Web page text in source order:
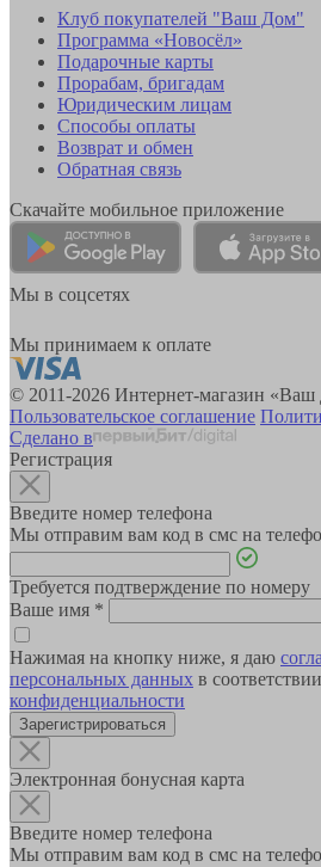
Клуб покупателей "Ваш Дом"
Программа «Новосёл»
Подарочные карты
Прорабам, бригадам
Юридическим лицам
Способы оплаты
Возврат и обмен
Обратная связь
Скачайте мобильное приложение
Мы в соцсетях
Мы принимаем к оплате
© 2011-2026 Интернет-магазин
Пользовательское соглашение
Сделано в
Регистрация
Введите номер телефона
Мы отправим вам код в смс на
Требуется подтверждение по номеру
Ваше имя *
Нажимая на кнопку ниже, я даю
персональных данных в
конфиденциальности
Зарегистрироваться
Электронная бонусная карта
Введите номер телефона
Мы отправим вам код в смс на